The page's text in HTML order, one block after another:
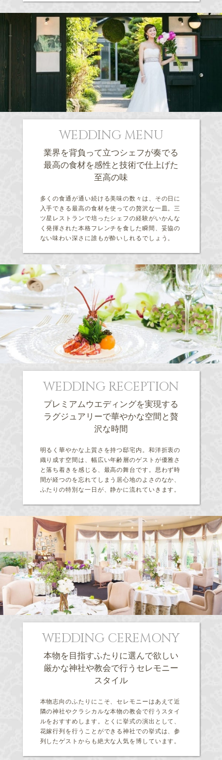
WEDDING MENU
業界を背負って立つシェフが奏でる
最高の食材を感性と技術で仕上げた
至高の味
多くの食通が通い続ける美味の数々は、その日に
入手できる最高の食材を使っての贅沢な一皿。三
ツ星レストランで培ったシェフの経験がいかんな
く発揮された本格フレンチを食した瞬間、妥協の
ない味わい深さに誰もが酔いしれるでしょう。
WEDDING RECEPTION
プレミアムウエディングを実現する
ラグジュアリーで華やかな空間と贅
沢な時間
明るく華やかな上質さを持つ邸宅内。和洋折衷の
織り成す空間は、幅広い年齢層のゲストが優雅さ
と落ち着きを感じる、最高の舞台です。思わず時
間が経つのを忘れてしまう居心地のよさのなか、
ふたりの特別な一日が、静かに流れていきます。
WEDDING CEREMONY
本物を目指すふたりに選んで欲しい
厳かな神社や教会で行うセレモニー
スタイル
本物志向のふたりにこそ、セレモニーはあえて近
隣の神社やクラシカルな本物の教会で行うスタイ
ルをおすすめします。とくに挙式の演出として、
花嫁行列を行うことができる神社での挙式は、参
列したゲストからも絶大な人気を博しています。